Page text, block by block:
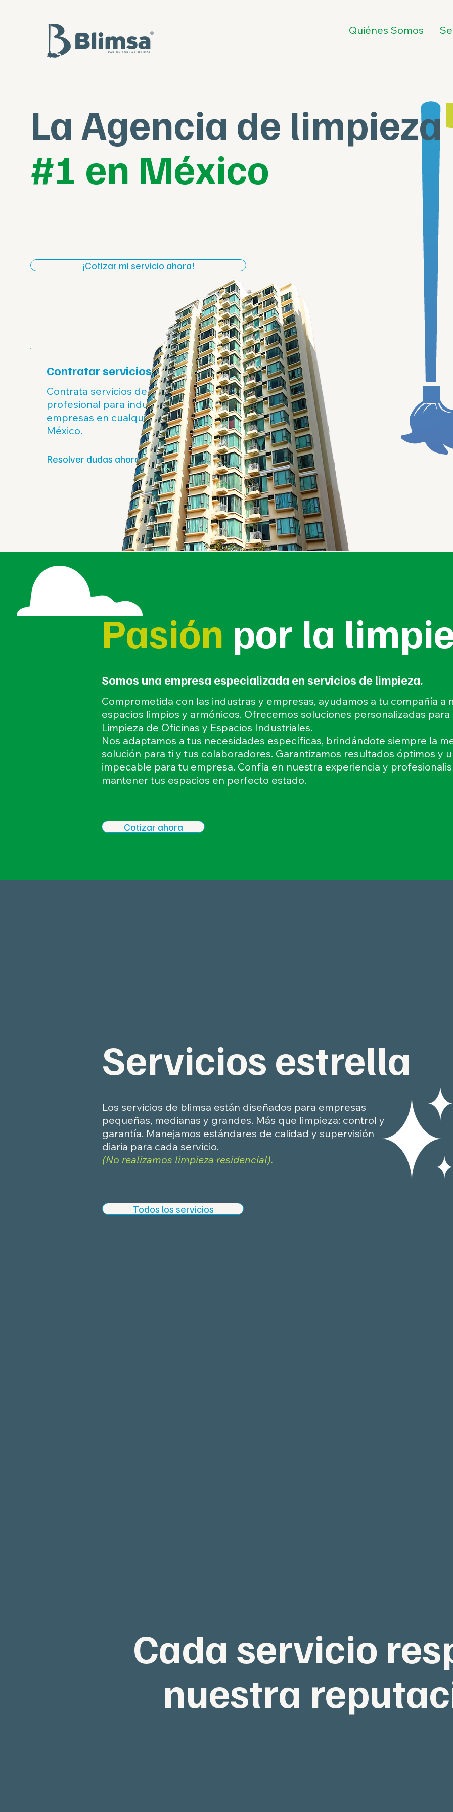
Quiénes Somos
La Agencia de limpieza
#1 en México
¡Cotizar mi servicio ahora!
Contratar servicios
Contrata servicios de limpieza
profesional para industrias y
empresas en cualquier parte de
México.
Resolver dudas ahora
Pasión por la
Somos una empresa especializada en servicios de limpieza.
Comprometida con las industras y empresas, ayudamos a tu compañía a
espacios limpios y armónicos. Ofrecemos soluciones personalizadas para
Limpieza de Oficinas y Espacios Industriales.
Nos adaptamos a tus necesidades específicas, brindándote siempre la
solución para ti y tus colaboradores. Garantizamos resultados óptimos y
impecable para tu empresa. Confía en nuestra experiencia y
mantener tus espacios en perfecto estado.
Cotizar ahora
Servicios estrella
Los servicios de blimsa están diseñados para empresas
pequeñas, medianas y grandes. Más que limpieza: control y
garantía. Manejamos estándares de calidad y supervisión
diaria para cada servicio.
(No realizamos limpieza residencial).
Todos los servicios
Cada servicio
nuestra